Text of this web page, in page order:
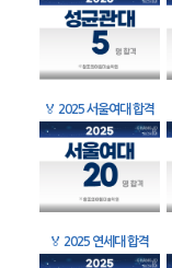
🏅 2025 서울여대 합격
🏅 2025 연세대 합격